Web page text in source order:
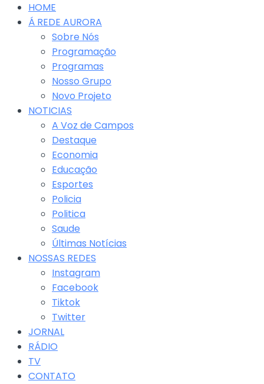
HOME
Á REDE AURORA
Sobre Nós
Programação
Programas
Nosso Grupo
Novo Projeto
NOTICIAS
A Voz de Campos
Destaque
Economia
Educação
Esportes
Policia
Politica
Saude
Últimas Notícias
NOSSAS REDES
Instagram
Facebook
Tiktok
Twitter
JORNAL
RÁDIO
TV
CONTATO